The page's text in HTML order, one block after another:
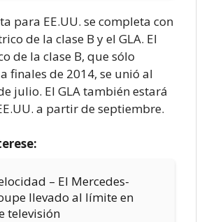
para EE.UU. se completa con
de la clase B y el GLA. El
de la clase B, que sólo
finales de 2014, se unió al
julio. El GLA también estará
a partir de septiembre.
– El Mercedes-
llevado al límite en
televisión